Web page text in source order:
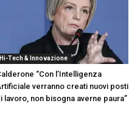
Hi-Tech & Innovazione
“Con l’Intelligenza
verranno creati nuovi posti
lavoro, non bisogna averne paura”